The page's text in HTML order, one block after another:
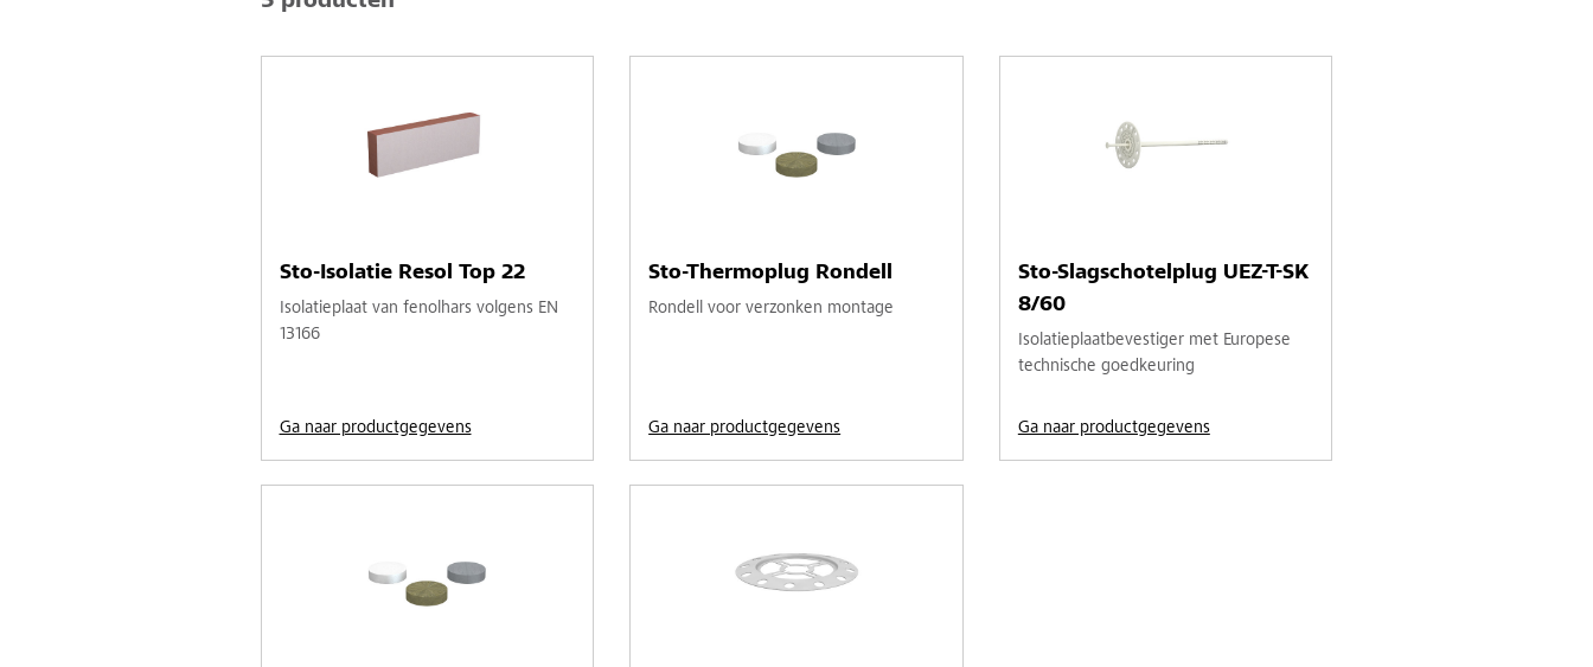
Sto-Isolatie Resol Top 22
Isolatieplaat van fenolhars volgens EN
13166
Ga naar productgegevens
Sto-Thermoplug Rondell
Rondell voor verzonken montage
Ga naar productgegevens
Sto-Slagschotelplug UEZ-T-SK
8/60
Isolatieplaatbevestiger met Europese
technische goedkeuring
Ga naar productgegevens